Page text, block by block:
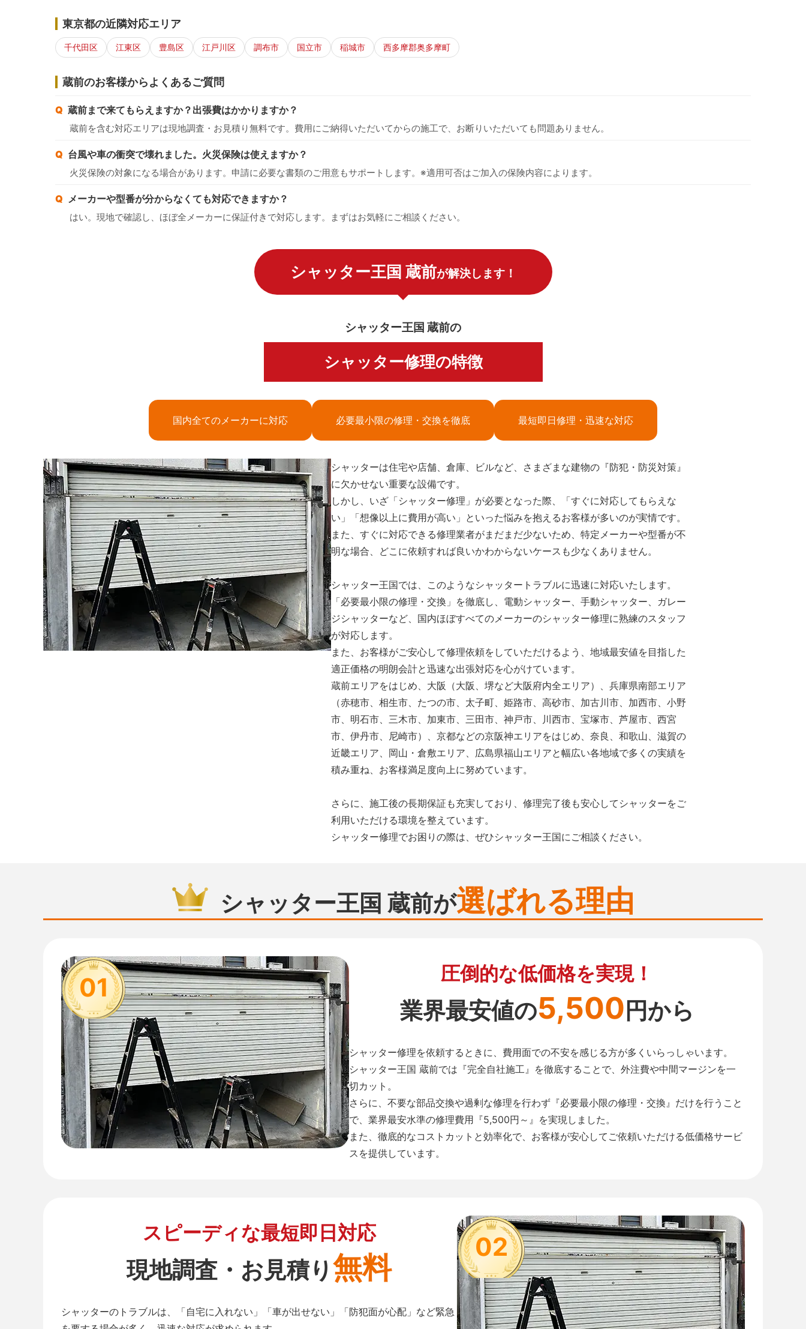
東京都の近隣対応エリア
千代田区 江東区 豊島区 江戸川区 調布市 国立市 稲城市 西多摩郡奥多摩町
蔵前のお客様からよくあるご質問
蔵前まで来てもらえますか？出張費はかかりますか？
蔵前を含む対応エリアは現地調査・お見積り無料です。費用にご納得いただいてからの施工で、お断りいただいても問題ありません。
台風や車の衝突で壊れました。火災保険は使えますか？
火災保険の対象になる場合があります。申請に必要な書類のご用意もサポートします。※適用可否はご加入の保険内容によります。
メーカーや型番が分からなくても対応できますか？
はい。現地で確認し、ほぼ全メーカーに保証付きで対応します。まずはお気軽にご相談ください。
シャッター王国 蔵前が解決します！
シャッター王国 蔵前の
シャッター修理の特徴
国内全てのメーカーに対応 必要最小限の修理・交換を徹底 最短即日修理・迅速な対応
シャッターは住宅や店舗、倉庫、ビルなど、さまざまな建物の『防犯・防災対策』
に欠かせない重要な設備です。
しかし、いざ「シャッター修理」が必要となった際、「すぐに対応してもらえな
い」「想像以上に費用が高い」といった悩みを抱えるお客様が多いのが実情です。
また、すぐに対応できる修理業者がまだまだ少ないため、特定メーカーや型番が不
明な場合、どこに依頼すれば良いかわからないケースも少なくありません。
シャッター王国では、このようなシャッタートラブルに迅速に対応いたします。
「必要最小限の修理・交換」を徹底し、電動シャッター、手動シャッター、ガレー
ジシャッターなど、国内ほぼすべてのメーカーのシャッター修理に熟練のスタッフ
が対応します。
また、お客様がご安心して修理依頼をしていただけるよう、地域最安値を目指した
適正価格の明朗会計と迅速な出張対応を心がけています。
蔵前エリアをはじめ、大阪（大阪、堺など大阪府内全エリア）、兵庫県南部エリア
（赤穂市、相生市、たつの市、太子町、姫路市、高砂市、加古川市、加西市、小野
市、明石市、三木市、加東市、三田市、神戸市、川西市、宝塚市、芦屋市、西宮
市、伊丹市、尼崎市）、京都などの京阪神エリアをはじめ、奈良、和歌山、滋賀の
近畿エリア、岡山・倉敷エリア、広島県福山エリアと幅広い各地域で多くの実績を
積み重ね、お客様満足度向上に努めています。
さらに、施工後の長期保証も充実しており、修理完了後も安心してシャッターをご
利用いただける環境を整えています。
シャッター修理でお困りの際は、ぜひシャッター王国にご相談ください。
シャッター王国 蔵前が選ばれる理由
01 圧倒的な低価格を実現！
業界最安値の5,500円から
シャッター修理を依頼するときに、費用面での不安を感じる方が多くいらっしゃいます。
シャッター王国 蔵前では『完全自社施工』を徹底することで、外注費や中間マージンを一
切カット。
さらに、不要な部品交換や過剰な修理を行わず『必要最小限の修理・交換』だけを行うこと
で、業界最安水準の修理費用『5,500円～』を実現しました。
また、徹底的なコストカットと効率化で、お客様が安心してご依頼いただける低価格サービ
スを提供しています。
02
スピーディな最短即日対応
現地調査・お見積り無料
シャッターのトラブルは、「自宅に入れない」「車が出せない」「防犯面が心配」など緊急